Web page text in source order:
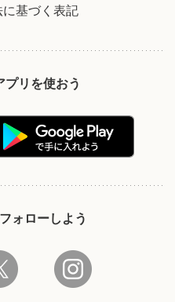
基づく表記
プリを使おう
ォローしよう